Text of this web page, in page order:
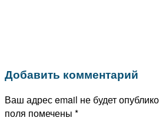
Добавить комментарий
Ваш адрес email не будет
поля помечены *